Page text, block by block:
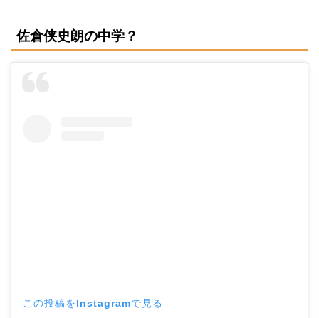
佐倉侠史朗の中学？
この投稿をInstagramで見る